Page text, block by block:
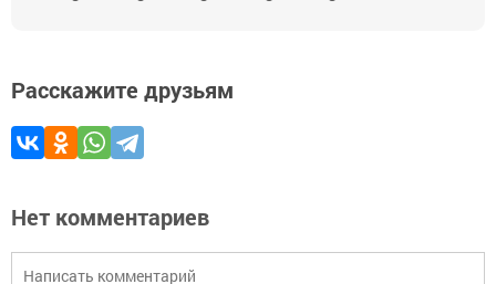
Расскажите друзьям
Нет комментариев